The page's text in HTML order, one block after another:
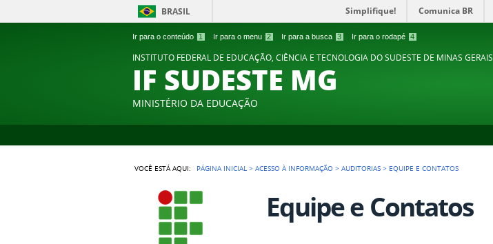
Ir para o conteúdo 1 Ir para o menu 2 Ir para a busca 3 Ir para o rodapé 4
BRASIL Simplifique! Comunica BR
INSTITUTO FEDERAL DE EDUCAÇÃO, CIÊNCIA E TECNOLOGIA DO SUDESTE DE MINAS GERAIS
IF SUDESTE MG
MINISTÉRIO DA EDUCAÇÃO
VOCÊ ESTÁ AQUI: PÁGINA INICIAL >ACESSO À INFORMAÇÃO >AUDITORIAS > EQUIPE E CONTATOS
Equipe e Contatos